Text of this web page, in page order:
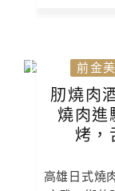
前金
肕燒肉
燒肉進
烤，
高雄日式燒